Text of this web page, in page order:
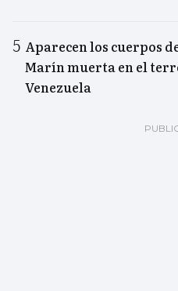
Aparecen los cuerpos
Marín muerta en el
Venezuela